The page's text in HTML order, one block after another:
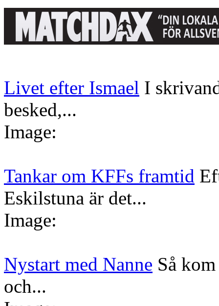
Livet efter Ismael I
besked,...
Image:
Tankar om KFFs framtid
Eskilstuna är det...
Image:
Nystart med Nanne Så
och...